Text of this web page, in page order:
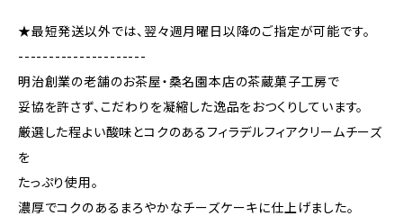
★最短発送以外では、翌々週月曜日以降のご指定が可能です。
---------------------
明治創業の老舗のお茶屋・桑名園本店の茶蔵菓子工房で
妥協を許さず、こだわりを凝縮した逸品をおつくりしています。
厳選した程よい酸味とコクのあるフィラデルフィアクリームチーズ
を
たっぷり使用。
濃厚でコクのあるまろやかなチーズケーキに仕上げました。